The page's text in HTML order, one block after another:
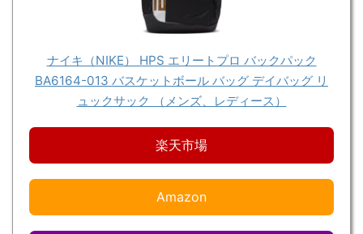
ナイキ（NIKE） HPS エリートプロ バックパック
BA6164-013 バスケットボール バッグ デイバッグ リ
ュックサック （メンズ、レディース）
楽天市場
Amazon